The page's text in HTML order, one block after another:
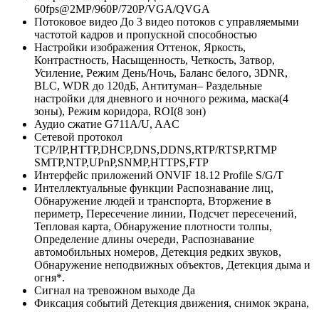
60fps@2MP/960P/720P/VGA/QVGA
Потоковое видео До 3 видео потоков с управляемыми
частотой кадров и пропускной способностью
Настройки изображения Оттенок, Яркость,
Контрастность, Насыщенность, Четкость, Затвор,
Усиление, Режим День/Ночь, Баланс белого, 3DNR,
BLC, WDR до 120дБ, Антитуман– Раздельные
настройки для дневного и ночного режима, маска(4
зоны), Режим коридора, ROI(8 зон)
Аудио сжатие G711A/U, AAC
Сетевой протокол
TCP/IP,HTTP,DHCP,DNS,DDNS,RTP/RTSP,RTMP
SMTP,NTP,UPnP,SNMP,HTTPS,FTP
Интерфейс приложений ONVIF 18.12 Profile S/G/T
Интеллектуальные функции Распознавание лиц,
Обнаружение людей и транспорта, Вторжение в
периметр, Пересечение линии, Подсчет пересечений,
Тепловая карта, Обнаружение плотности толпы,
Определение длины очереди, Распознавание
автомобильных номеров, Детекция редких звуков,
Обнаружение неподвижных объектов, Детекция дыма и
огня*.
Сигнал на тревожном выходе Да
Фиксация событий Детекция движения, снимок экрана,